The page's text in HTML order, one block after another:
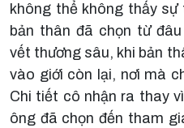
không thể không thấy sự
bản thân đã chọn từ
vết thương sâu, khi bản
vào giới còn lại, nơi mà
Chi tiết cô nhận ra thay
ông đã chọn đến tham